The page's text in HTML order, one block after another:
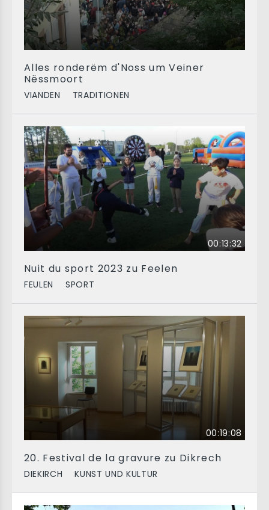
Alles ronderëm d'Noss um Veiner
Nëssmoort
VIANDEN TRADITIONEN
00:13:32
Nuit du sport 2023 zu Feelen
FEULEN SPORT
00:19:08
20. Festival de la gravure zu Dikrech
DIEKIRCH KUNST UND KULTUR